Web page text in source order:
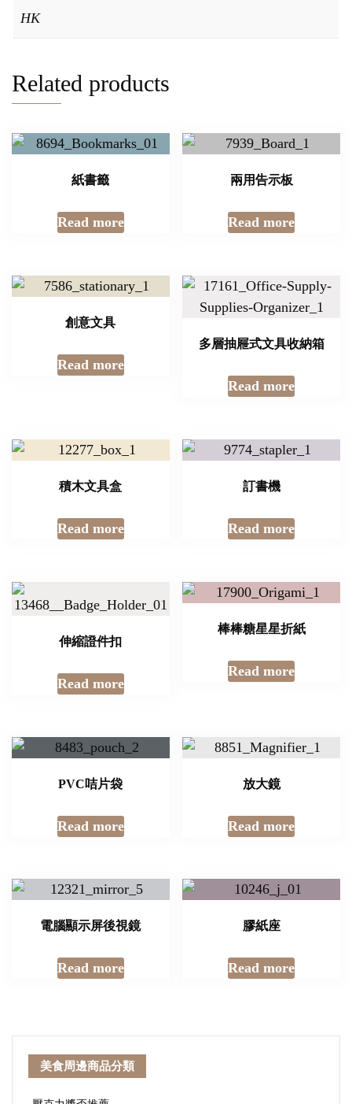
HK
Related products
紙書籤
Read more
兩用告示板
Read more
創意文具
Read more
多層抽屜式文具收納箱
Read more
積木文具盒
Read more
訂書機
Read more
伸縮證件扣
Read more
棒棒糖星星折紙
Read more
PVC咭片袋
Read more
放大鏡
Read more
電腦顯示屏後視鏡
Read more
膠紙座
Read more
美食周邊商品分類